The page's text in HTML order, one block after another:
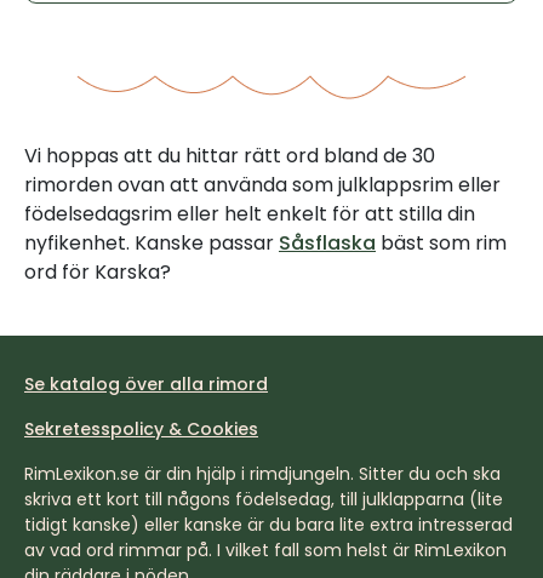
Vi hoppas att du hittar rätt ord bland de 30
rimorden ovan att använda som julklappsrim eller
födelsedagsrim eller helt enkelt för att stilla din
nyfikenhet. Kanske passar Såsflaska bäst som rim
ord för Karska?
Se katalog över alla rimord
Sekretesspolicy & Cookies
RimLexikon.se är din hjälp i rimdjungeln. Sitter du och ska
skriva ett kort till någons födelsedag, till julklapparna (lite
tidigt kanske) eller kanske är du bara lite extra intresserad
av vad ord rimmar på. I vilket fall som helst är RimLexikon